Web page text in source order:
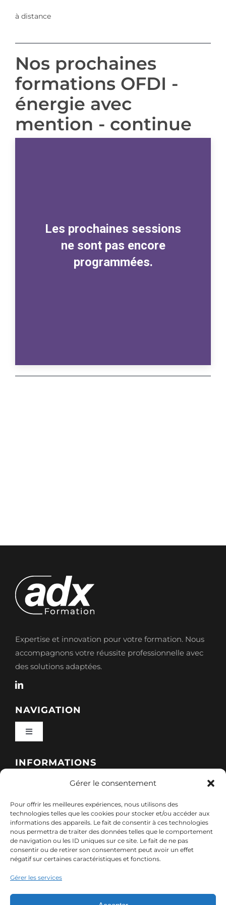
Gérer le consentement
Pour offrir les meilleures expériences, nous utilisons des
technologies telles que les cookies pour stocker et/ou accéder aux
informations des appareils. Le fait de consentir à ces technologies
nous permettra de traiter des données telles que le comportement
de navigation ou les ID uniques sur ce site. Le fait de ne pas
consentir ou de retirer son consentement peut avoir un effet
négatif sur certaines caractéristiques et fonctions.
Gérer les services
à distance
Nos prochaines
formations OFDI -
énergie avec
mention - continue
Les prochaines sessions
ne sont pas encore
programmées.
Expertise et innovation pour votre formation. Nous
accompagnons votre réussite professionnelle avec
des solutions adaptées.
NAVIGATION
Toggle
Qui sommes-nous ?
Nos sessions
Ressources
Contact
INFORMATIONS
Politique de cookies (UE)
Mentions légales
Politique de confidentialité des données (RGPD)
CONTACT
7, rue de Marigné-Peuton – 53200 Château-
Gontier
contact@adx-formation.com